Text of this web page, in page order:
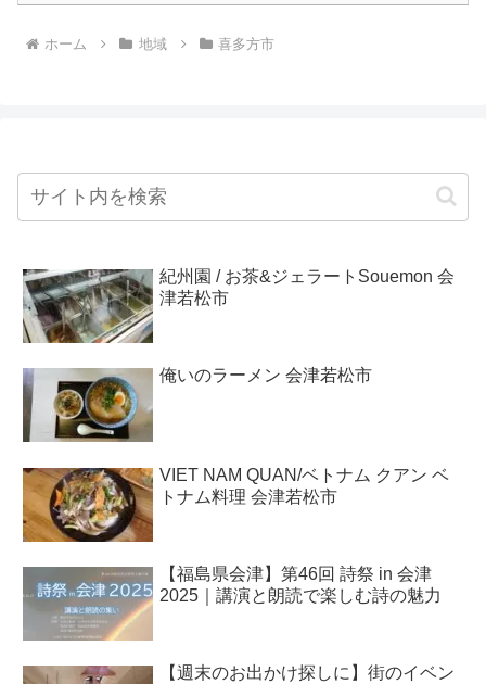
ホーム 地域 喜多方市
紀州園 / お茶&ジェラートSouemon 会
津若松市
俺いのラーメン 会津若松市
VIET NAM QUAN/ベトナム クアン ベ
トナム料理 会津若松市
【福島県会津】第46回 詩祭 in 会津
2025｜講演と朗読で楽しむ詩の魅力
【週末のお出かけ探しに】街のイベン